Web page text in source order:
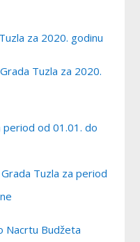
za 2020. godinu
Tuzla za 2020.
period od 01.01. do
Tuzla za period
Nacrtu Budžeta